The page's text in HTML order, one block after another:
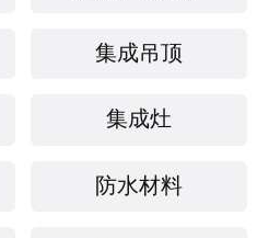
集成吊顶
集成灶
防水材料